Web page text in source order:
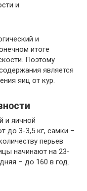
и
и
итоге
Поэтому
является
яиц от кур.
и яичной
до 3-3,5 кг, самки –
перьев
начинают на 23-
– до 160 в год.